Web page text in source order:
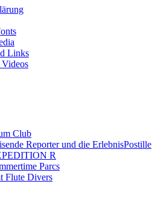
Links
Club
Reporter und die ErlebnisPostille
R
Parcs
Flute Divers